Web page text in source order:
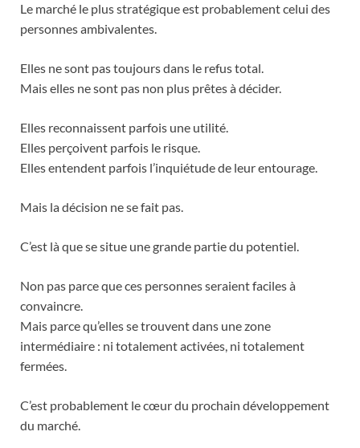
Le marché le plus stratégique est probablement celui des
personnes ambivalentes.
Elles ne sont pas toujours dans le refus total.
Mais elles ne sont pas non plus prêtes à décider.
Elles reconnaissent parfois une utilité.
Elles perçoivent parfois le risque.
Elles entendent parfois l’inquiétude de leur entourage.
Mais la décision ne se fait pas.
C’est là que se situe une grande partie du potentiel.
Non pas parce que ces personnes seraient faciles à
convaincre.
Mais parce qu’elles se trouvent dans une zone
intermédiaire : ni totalement activées, ni totalement
fermées.
C’est probablement le cœur du prochain développement
du marché.